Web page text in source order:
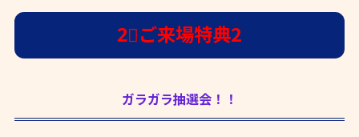
2⃣ご来場特典2
ガラガラ抽選会！！